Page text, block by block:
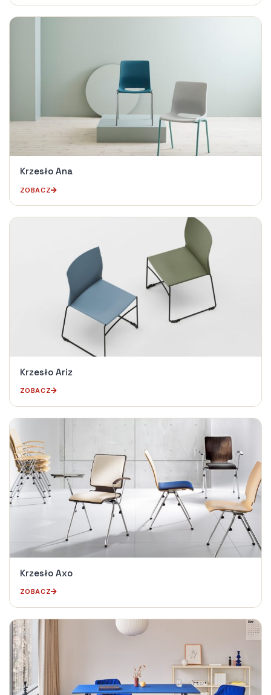
Krzesło Ana
ZOBACZ
Krzesło Ariz
ZOBACZ
Krzesło Axo
ZOBACZ